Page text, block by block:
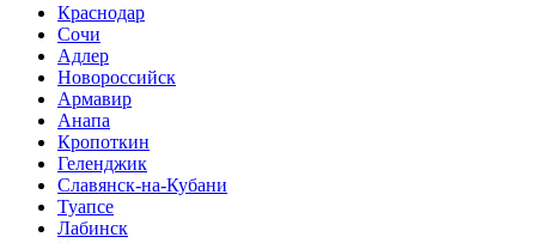
Краснодар
Сочи
Адлер
Новороссийск
Армавир
Анапа
Кропоткин
Геленджик
Славянск-на-Кубани
Туапсе
Лабинск